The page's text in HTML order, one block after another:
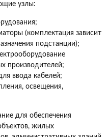
узлы:
(комплектация зависит
подстанции);
производителей;
ввода кабелей;
освещения,
для обеспечения
жилых